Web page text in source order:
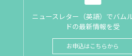
ニュースレター（英語）でバム
ドの最新情報を受
お申込はこちらから